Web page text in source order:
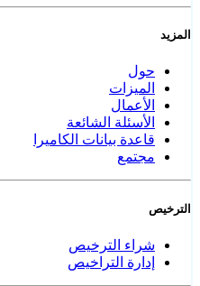
المزيد
حول
الميزات
الأعمال
الأسئلة الشائعة
قاعدة بيانات الكاميرا
مجتمع
الترخيص
شراء الترخيص
إدارة التراخيص